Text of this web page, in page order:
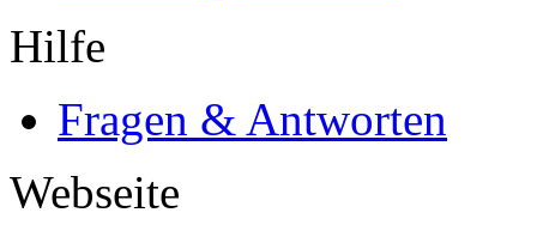
Hilfe
Fragen & Antworten
Webseite